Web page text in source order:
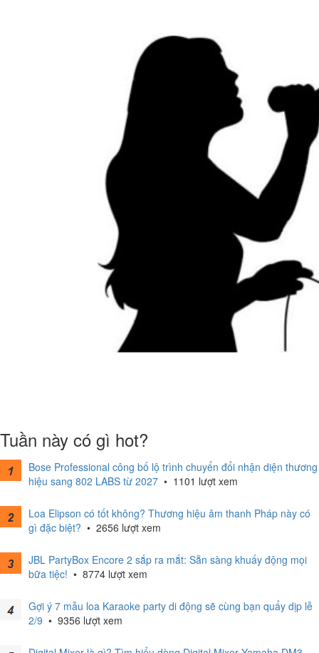
Tuần này có gì hot?
Bose Professional công bố lộ trình chuyển đổi nhận diện thương
hiệu sang 802 LABS từ 2027 • 1101 lượt xem
Loa Elipson có tốt không? Thương hiệu âm thanh Pháp này có
gì đặc biệt? • 2656 lượt xem
JBL PartyBox Encore 2 sắp ra mắt: Sẵn sàng khuấy động mọi
bữa tiệc! • 8774 lượt xem
Gợi ý 7 mẫu loa Karaoke party di động sẽ cùng bạn quẩy dịp lễ
2/9 • 9356 lượt xem